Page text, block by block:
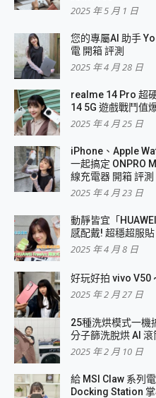
2025 年 5 月 1 日
您的專屬AI 助手
電 開箱 評測
2025 年 4 月 28 日
realme 14 Pro 超
14 5G 遊戲戰鬥值
2025 年 4 月 25 日
iPhone、Apple
一起搞定 ONPRO
線充電器 開箱 評測
2025 年 4 月 23 日
動靜皆宜「
感配戴! 超穩超服
2025 年 4 月 8 日
好玩好拍 vivo V50
2025 年 2 月 27 日
25種洗烘模式一機
分子篩洗脫烘 AI
2025 年 2 月 10 日
給 MSI Claw 系列
Docking Station